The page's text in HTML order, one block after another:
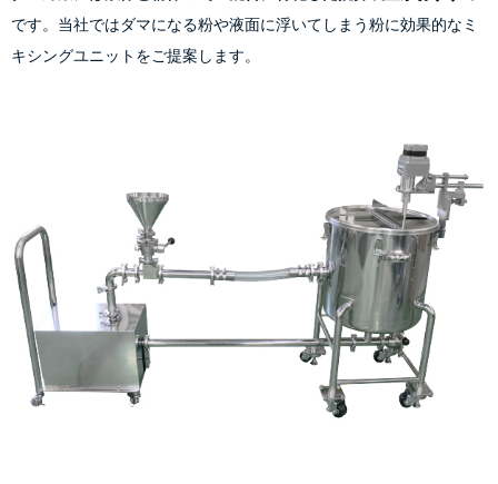
です。当社ではダマになる粉や液面に浮いてしまう粉に効果的なミ
キシングユニットをご提案します。